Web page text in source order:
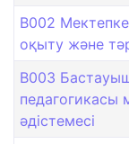
B002 Мектепке
оқыту және
B003
педагогикасы
әдістемесі